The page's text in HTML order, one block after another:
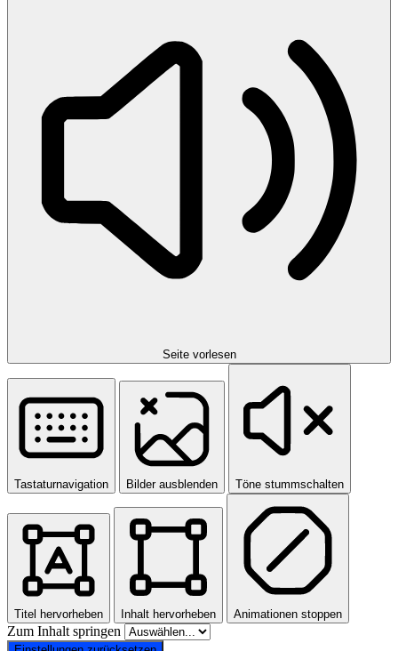
Seite vorlesen
Tastaturnavigation Bilder ausblenden Töne stummschalten
Titel hervorheben Inhalt hervorheben Animationen stoppen
Zum Inhalt springen